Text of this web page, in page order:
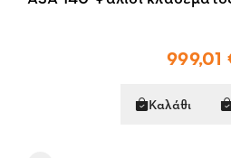
999,01
Καλάθι